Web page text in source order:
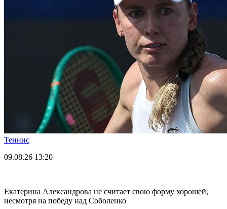
Теннис
09.08.26 13:20
Екатерина Александрова не считает свою форму хорошей,
несмотря на победу над Соболенко